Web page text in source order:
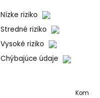
Nízke riziko
Stredné riziko
Vysoké riziko
Chýbajúce údaje